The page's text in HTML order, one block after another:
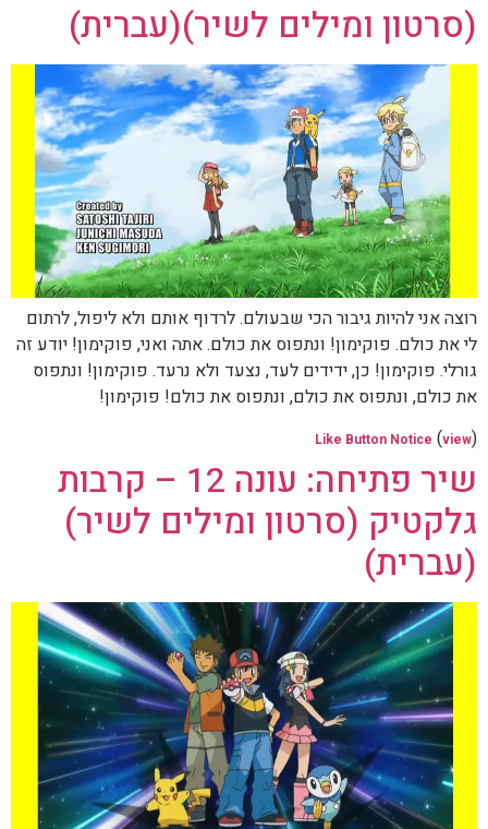
(סרטון ומילים לשיר)(עברית)
רוצה אני להיות גיבור הכי שבעולם. לרדוף אותם ולא ליפול, לרתום
לי את כולם. פוקימון! ונתפוס את כולם. אתה ואני, פוקימון! יודע זה
גורלי. פוקימון! כן, ידידים לעד, נצעד ולא נרעד. פוקימון! ונתפוס
את כולם, ונתפוס את כולם, ונתפוס את כולם! פוקימון!
Like Button Notice (view)
שיר פתיחה: עונה 12 – קרבות
גלקטיק (סרטון ומילים לשיר)
(עברית)